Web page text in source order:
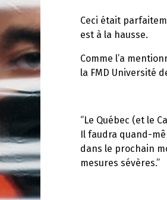
Ceci était
est à la hausse.
Comme l’a
la FMD Université
‘’Le Québec (et
Il faudra quand-
dans le prochain
mesures sévères.’’